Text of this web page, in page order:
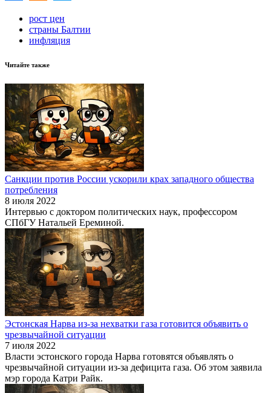
рост цен
страны Балтии
инфляция
Читайте также
Санкции против России ускорили крах западного общества
потребления
8 июля 2022
Интервью с доктором политических наук, профессором
СПбГУ Натальей Ереминой.
Эстонская Нарва из-за нехватки газа готовится объявить о
чрезвычайной ситуации
7 июля 2022
Власти эстонского города Нарва готовятся объявлять о
чрезвычайной ситуации из-за дефицита газа. Об этом заявила
мэр города Катри Райк.